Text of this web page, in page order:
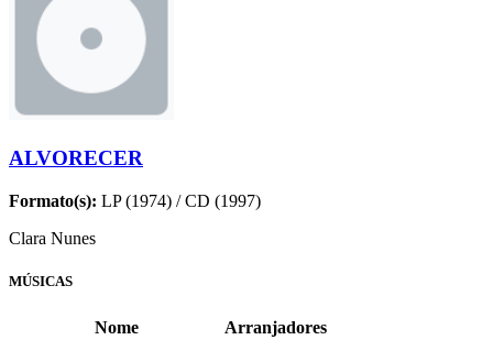
ALVORECER
Formato(s): LP (1974) / CD (1997)
Clara Nunes
MÚSICAS
Nome
Arranjadores